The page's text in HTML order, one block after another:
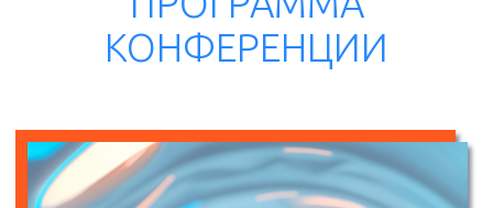
полезных материалов от спикеров
конференции